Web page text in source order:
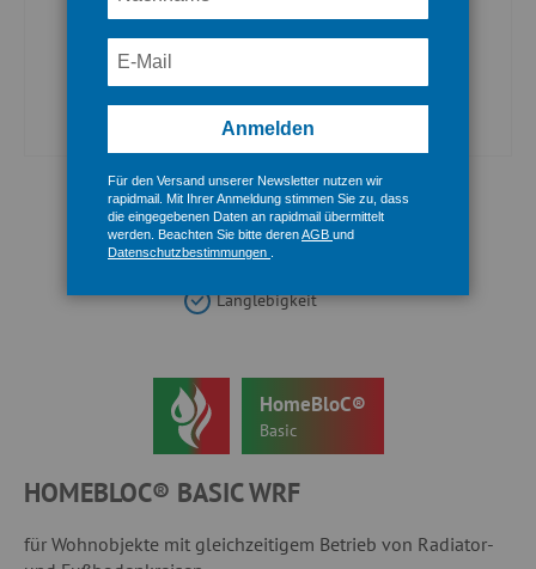
Beste Qualität Schnelle Montage
Langlebigkeit
HomeBloC®
Basic
HOMEBLOC® BASIC WRF
für Wohnobjekte mit gleichzeitigem Betrieb von Radiator-
Bildergalerie
Anmelden
Für den Versand unserer Newsletter nutzen wir
rapidmail. Mit Ihrer Anmeldung stimmen Sie zu, dass
die eingegebenen Daten an rapidmail übermittelt
werden. Beachten Sie bitte derenAGB und
Datenschutzbestimmungen